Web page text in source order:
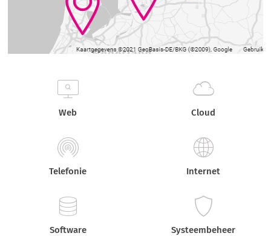
Web Cloud
Telefonie Internet
Software Systeembeheer